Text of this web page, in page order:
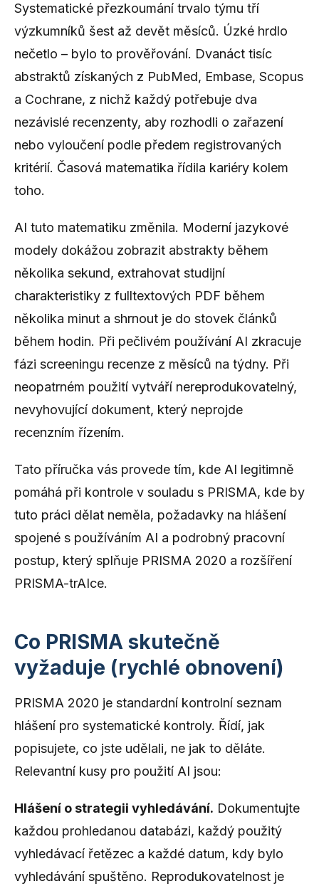
Systematické přezkoumání trvalo týmu tří
výzkumníků šest až devět měsíců. Úzké hrdlo
nečetlo – bylo to prověřování. Dvanáct tisíc
abstraktů získaných z PubMed, Embase, Scopus
a Cochrane, z nichž každý potřebuje dva
nezávislé recenzenty, aby rozhodli o zařazení
nebo vyloučení podle předem registrovaných
kritérií. Časová matematika řídila kariéry kolem
toho.
AI tuto matematiku změnila. Moderní jazykové
modely dokážou zobrazit abstrakty během
několika sekund, extrahovat studijní
charakteristiky z fulltextových PDF během
několika minut a shrnout je do stovek článků
během hodin. Při pečlivém používání AI zkracuje
fázi screeningu recenze z měsíců na týdny. Při
neopatrném použití vytváří nereprodukovatelný,
nevyhovující dokument, který neprojde
recenzním řízením.
Tato příručka vás provede tím, kde AI legitimně
pomáhá při kontrole v souladu s PRISMA, kde by
tuto práci dělat neměla, požadavky na hlášení
spojené s používáním AI a podrobný pracovní
postup, který splňuje PRISMA 2020 a rozšíření
PRISMA-trAIce.
Co PRISMA skutečně
vyžaduje (rychlé obnovení)
PRISMA 2020 je standardní kontrolní seznam
hlášení pro systematické kontroly. Řídí, jak
popisujete, co jste udělali, ne jak to děláte.
Relevantní kusy pro použití AI jsou:
Hlášení o strategii vyhledávání. Dokumentujte
každou prohledanou databázi, každý použitý
vyhledávací řetězec a každé datum, kdy bylo
vyhledávání spuštěno. Reprodukovatelnost je